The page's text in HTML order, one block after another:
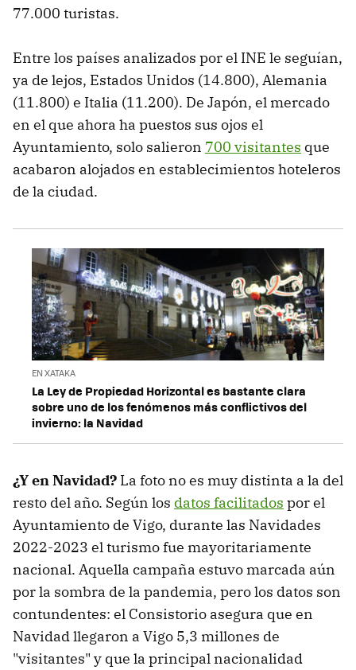
77.000 turistas.
Entre los países analizados por el INE le seguían,
ya de lejos, Estados Unidos (14.800), Alemania
(11.800) e Italia (11.200). De Japón, el mercado
en el que ahora ha puestos sus ojos el
Ayuntamiento, solo salieron 700 visitantes que
acabaron alojados en establecimientos hoteleros
de la ciudad.
EN XATAKA
La Ley de Propiedad Horizontal es bastante clara
sobre uno de los fenómenos más conflictivos del
invierno: la Navidad
¿Y en Navidad? La foto no es muy distinta a la del
resto del año. Según los datos facilitados por el
Ayuntamiento de Vigo, durante las Navidades
2022-2023 el turismo fue mayoritariamente
nacional. Aquella campaña estuvo marcada aún
por la sombra de la pandemia, pero los datos son
contundentes: el Consistorio asegura que en
Navidad llegaron a Vigo 5,3 millones de
"visitantes" y que la principal nacionalidad